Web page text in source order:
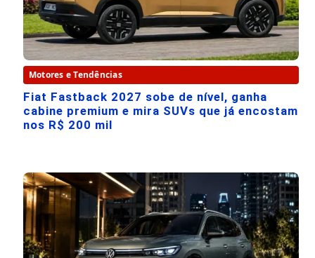
Motores e Tendências
Fiat Fastback 2027 sobe de nível, ganha
cabine premium e mira SUVs que já encostam
nos R$ 200 mil